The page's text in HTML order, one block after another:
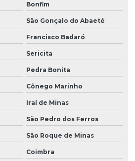
Bonfim
São Gonçalo do Abaeté
Francisco Badaró
Sericita
Pedra Bonita
Cônego Marinho
Iraí de Minas
São Pedro dos Ferros
São Roque de Minas
Coimbra